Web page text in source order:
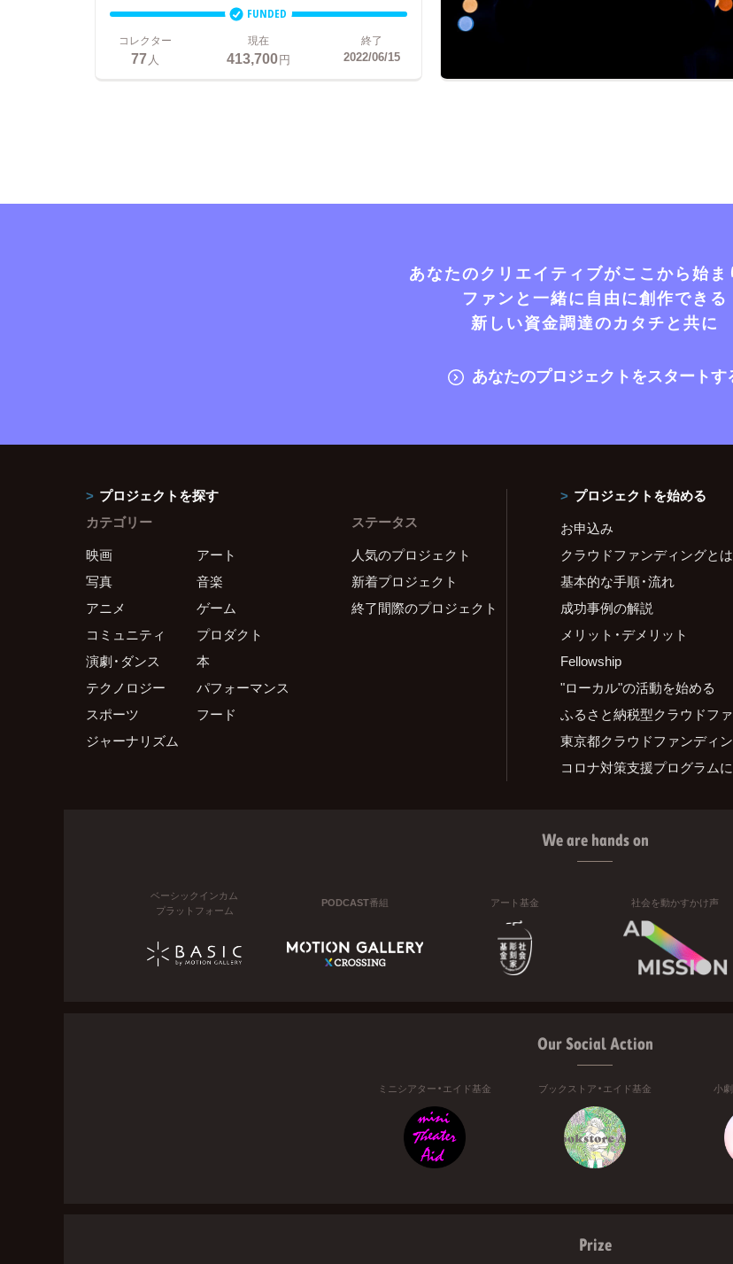
FUNDED
コレクター
77人
現在
413,700円
終了
2022/06/15
あなたのクリエイティブがここから始ま
ファンと一緒に自由に創作できる
新しい資金調達のカタチと共に
あなたのプロジェクトをスタートす
プロジェクトを探す
カテゴリー
映画
アート
写真
音楽
アニメ
ゲーム
コミュニティ
プロダクト
演劇・ダンス
本
テクノロジー
パフォーマンス
スポーツ
フード
ジャーナリズム
ステータス
人気のプロジェクト
新着プロジェクト
終了間際のプロジェクト
プロジェクトを始める
お申込み
クラウドファンディングとは
基本的な手順・流れ
成功事例の解説
メリット・デメリット
Fellowship
"ローカル"の活動を始める
ふるさと納税型クラウドフ
東京都クラウドファンディ
コロナ対策支援プログラム
We are hands on
ベーシックインカム
プラットフォーム
PODCAST番組 アート基金 社会を動かすかけ声
Our Social Action
ミニシアター・エイド基金 ブックストア・エイド基金 小
Prize